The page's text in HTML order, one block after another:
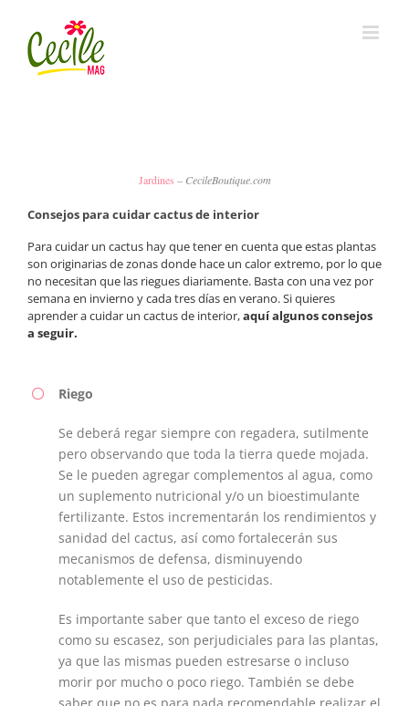
content
Jardines – CecileBoutique.com
Consejos para cuidar cactus de interior
Para cuidar un cactus hay que tener en cuenta que estas plantas
son originarias de zonas donde hace un calor extremo, por lo que
no necesitan que las riegues diariamente. Basta con una vez por
semana en invierno y cada tres días en verano. Si quieres
aprender a cuidar un cactus de interior,aquí algunos consejos
a seguir.
Riego
Se deberá regar siempre con regadera, sutilmente
pero observando que toda la tierra quede mojada.
Se le pueden agregar complementos al agua, como
un suplemento nutricional y/o un bioestimulante
fertilizante. Estos incrementarán los rendimientos y
sanidad del cactus, así como fortalecerán sus
mecanismos de defensa, disminuyendo
notablemente el uso de pesticidas.
Es importante saber que tanto el exceso de riego
como su escasez, son perjudiciales para las plantas,
ya que las mismas pueden estresarse o incluso
morir por mucho o poco riego. También se debe
saber que no es para nada recomendable realizar el